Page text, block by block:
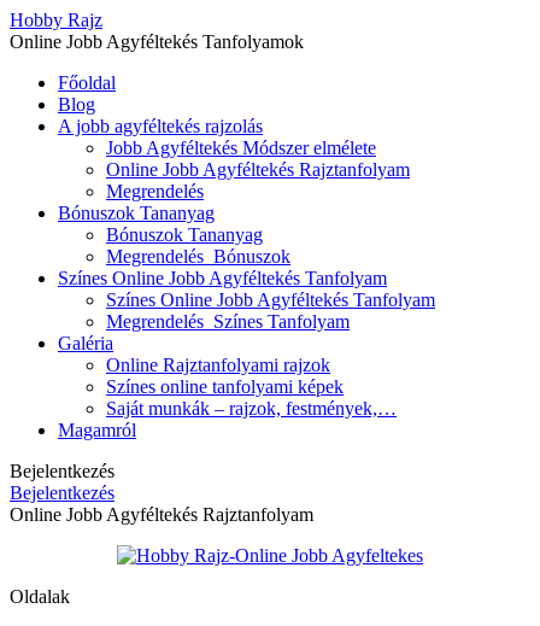
Hobby Rajz
Online Jobb Agyféltekés Tanfolyamok
Főoldal
Blog
A jobb agyféltekés rajzolás
Jobb Agyféltekés Módszer elmélete
Online Jobb Agyféltekés Rajztanfolyam
Megrendelés
Bónuszok Tananyag
Bónuszok Tananyag
Megrendelés_Bónuszok
Színes Online Jobb Agyféltekés Tanfolyam
Színes Online Jobb Agyféltekés Tanfolyam
Megrendelés_Színes Tanfolyam
Galéria
Online Rajztanfolyami rajzok
Színes online tanfolyami képek
Saját munkák – rajzok, festmények,…
Magamról
Bejelentkezés
Bejelentkezés
Online Jobb Agyféltekés Rajztanfolyam
Oldalak